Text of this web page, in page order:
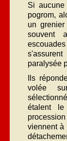
Si
pogrom,
un
souvent
paralysée
Ils
volée
étalent
viennent à